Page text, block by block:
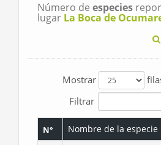
Número de especies
lugar La Boca de
Mostrar
Filtrar
N° Nombre de la especie